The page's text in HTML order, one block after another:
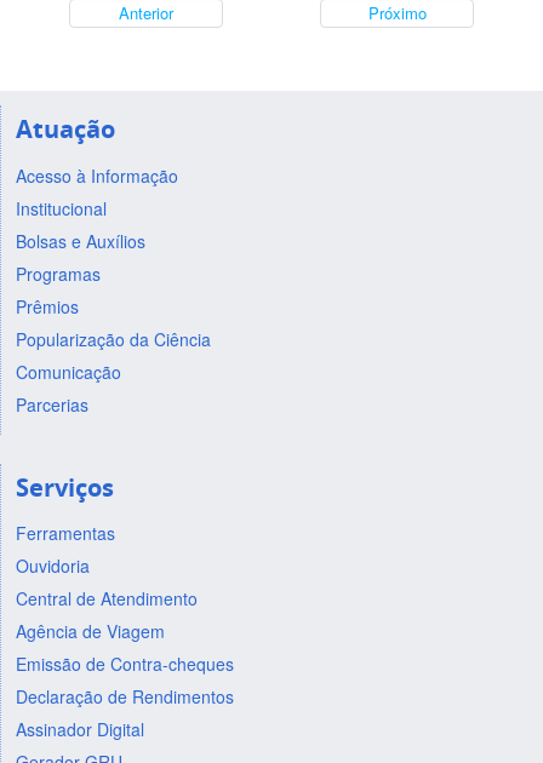
Anterior Próximo
Atuação
Acesso à Informação
Institucional
Bolsas e Auxílios
Programas
Prêmios
Popularização da Ciência
Comunicação
Parcerias
Serviços
Ferramentas
Ouvidoria
Central de Atendimento
Agência de Viagem
Emissão de Contra-cheques
Declaração de Rendimentos
Assinador Digital